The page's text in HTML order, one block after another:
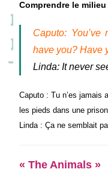
Comprendre le
Caputo: You’ve
have you? Have
Linda: It never
Caputo : Tu n’es jamais
les pieds dans une
Linda : Ça ne semblait
« The Animals »